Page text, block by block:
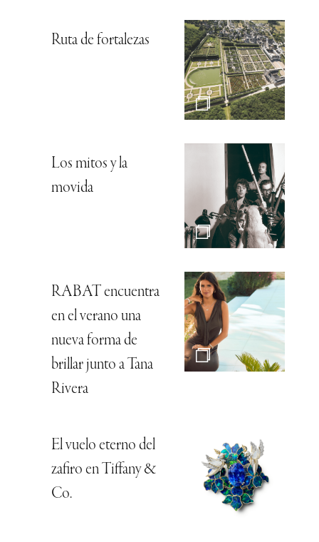
Ruta de fortalezas
Los mitos y la
movida
RABAT encuentra
en el verano una
nueva forma de
brillar junto a Tana
Rivera
El vuelo eterno del
zafiro en Tiffany &
Co.